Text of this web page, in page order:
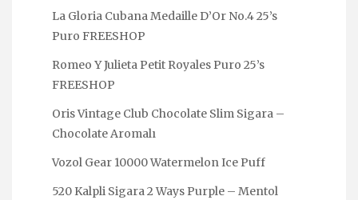
La Gloria Cubana Medaille D’Or No.4 25’s
Puro FREESHOP
Romeo Y Julieta Petit Royales Puro 25’s
FREESHOP
Oris Vintage Club Chocolate Slim Sigara –
Chocolate Aromalı
Vozol Gear 10000 Watermelon Ice Puff
520 Kalpli Sigara 2 Ways Purple – Mentol